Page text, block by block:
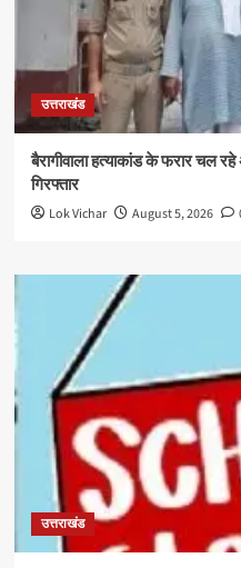
उत्तराखंड
बैरागीवाला हत्याकांड के फरार चल
गिरफ्तार
Lok Vichar August 5, 2026
उत्तराखंड